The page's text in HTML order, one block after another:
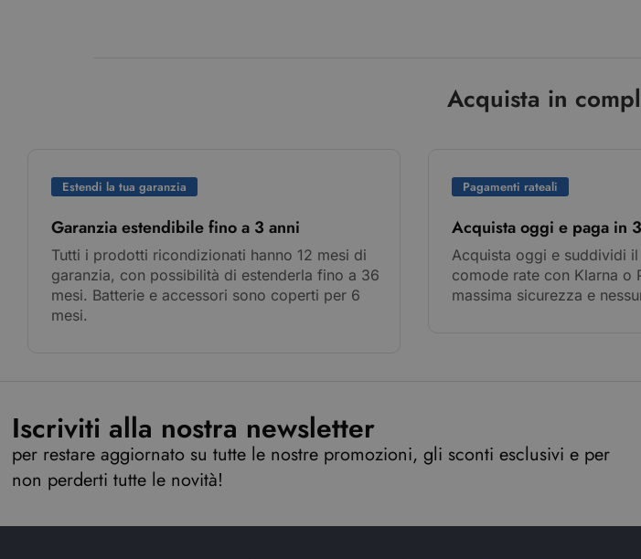
Acquista in
Estendi la tua garanzia
Garanzia estendibile fino a 3 anni
Tutti i prodotti ricondizionati hanno 12 mesi di
garanzia, con possibilità di estenderla fino a 36
mesi. Batterie e accessori sono coperti per 6
mesi.
Pagamenti rateali
Acquista oggi e paga in
Acquista oggi e suddividi
comode rate con Klarna o
massima sicurezza e
Iscriviti alla nostra newsletter
per restare aggiornato su tutte le nostre promozioni, gli sconti esclusivi e per
non perderti tutte le novità!